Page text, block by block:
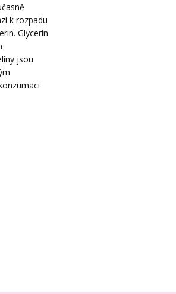
k rozpadu
Glycerin
jsou